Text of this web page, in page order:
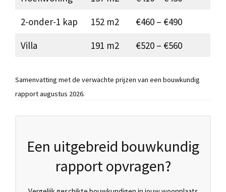
2-onder-1 kap
152 m2
€460 – €490
Villa
191 m2 €520 – €560
Samenvatting met de verwachte prijzen van een bouwkundig
rapport augustus 2026.
Een uitgebreid bouwkundig
rapport opvragen?